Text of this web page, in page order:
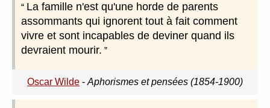
La famille n'est qu'une horde de parents
assommants qui ignorent tout à fait comment
vivre et sont incapables de deviner quand ils
devraient mourir.
Oscar Wilde - Aphorismes et pensées (1854-1900)